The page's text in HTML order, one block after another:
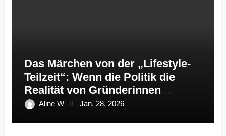
Das Märchen von der „Lifestyle-
Teilzeit“: Wenn die Politik die
Realität von Gründerinnen
ignoriert
Aline W Jan. 28, 2026